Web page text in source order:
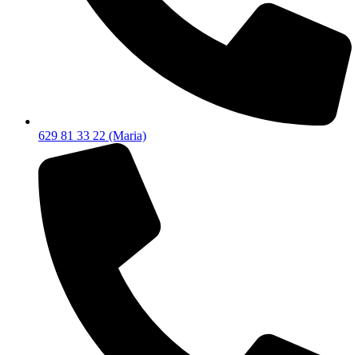
629 81 33 22 (Maria)